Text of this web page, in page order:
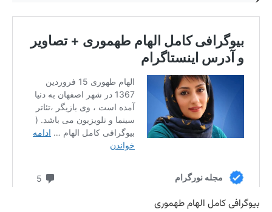
بیوگرافی کامل الهام طهموری